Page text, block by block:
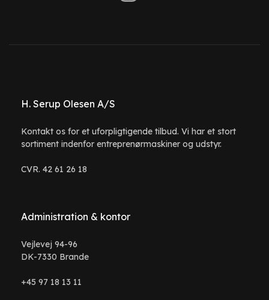
H. Serup Olesen A/S
Kontakt os for et uforpligtigende tilbud. Vi har et stort
sortiment indenfor entreprenørmaskiner og udstyr.
CVR. 42 61 26 18
Administration & kontor
Vejlevej 94-96
DK-7330 Brande
+45 97 18 13 11